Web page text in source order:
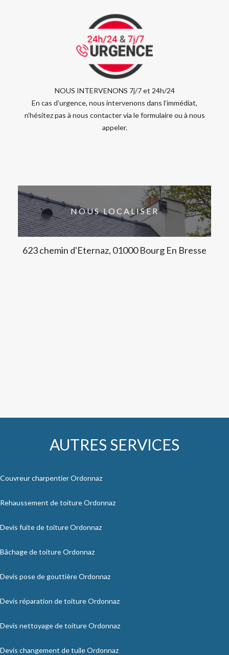
NOUS INTERVENONS 7j/7 et 24h/24
En cas d’urgence, nous intervenons dans l’immédiat,
n’hésitez pas à nous contacter via le formulaire ou à nous
appeler.
NOUS LOCALISER
623 chemin d'Eternaz, 01000 Bourg En Bresse
AUTRES SERVICES
Couvreur charpentier Ordonnaz
Rehaussement de toiture Ordonnaz
Devis fuite de toiture Ordonnaz
Bâchage de toiture Ordonnaz
Devis pose de gouttière Ordonnaz
Devis réparation de toiture Ordonnaz
Devis nettoyage de toiture Ordonnaz
Devis changement de tuile Ordonnaz